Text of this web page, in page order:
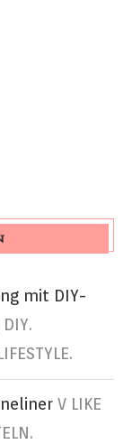
mit DIY-
V LIKE